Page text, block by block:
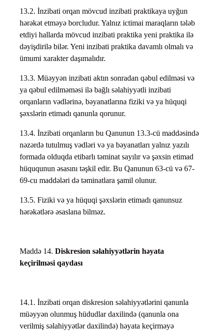
13.2. İnzibati orqan mövcud inzibati praktikaya uyğun
hərəkət etməyə borcludur. Yalnız ictimai maraqların tələb
etdiyi hallarda mövcud inzibati praktika yeni praktika ilə
dəyişdirilə bilər. Yeni inzibati praktika davamlı olmalı və
ümumi xarakter daşımalıdır.
13.3. Müəyyən inzibati aktın sonradan qəbul edilməsi və
ya qəbul edilməməsi ilə bağlı səlahiyyətli inzibati
orqanların vədlərinə, bəyanatlarına fiziki və ya hüquqi
şəxslərin etimadı qanunla qorunur.
13.4. İnzibati orqanların bu Qanunun 13.3-cü maddəsində
nəzərdə tutulmuş vədləri və ya bəyanatları yalnız yazılı
formada olduqda etibarlı təminat sayılır və şəxsin etimad
hüququnun əsasını təşkil edir. Bu Qanunun 63-cü və 67-
69-cu maddələri də təminatlara şamil olunur.
13.5. Fiziki və ya hüquqi şəxslərin etimadı qanunsuz
hərəkətlərə əsaslana bilməz.
Maddə 14. Diskresion səlahiyyətlərin həyata
keçirilməsi qaydası
14.1. İnzibati orqan diskresion səlahiyyətlərini qanunla
müəyyən olunmuş hüdudlar daxilində (qanunla ona
verilmiş səlahiyyətlər daxilində) həyata keçirməyə